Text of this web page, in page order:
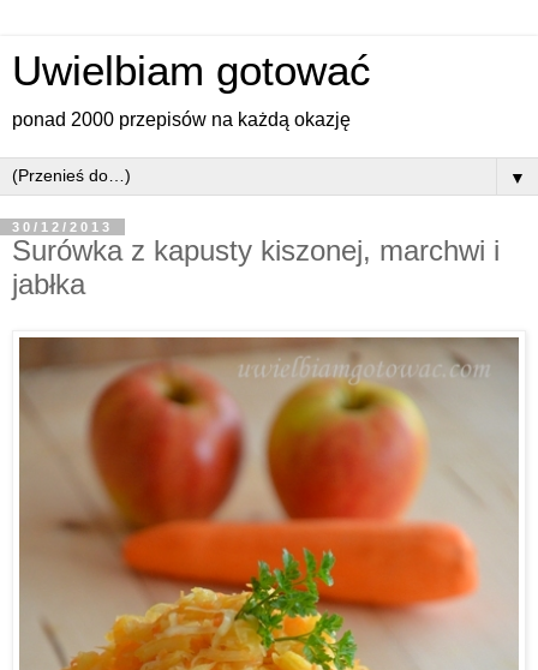
Uwielbiam gotować
ponad 2000 przepisów na każdą okazję
▼
30/12/2013
Surówka z kapusty kiszonej, marchwi i
jabłka